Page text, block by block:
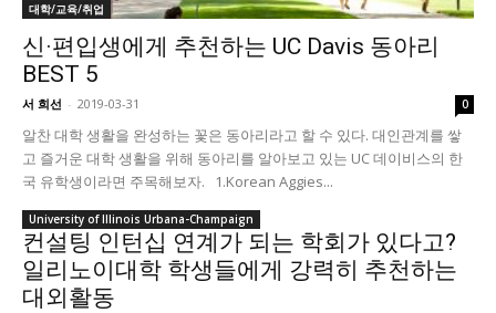
대학/교육/취업
신·편입생에게 추천하는 UC Davis 동아리
BEST 5
서 희선 - 2019-03-31 0
알찬 대학 생활을 완성하는 꽃은 동아리라고 할 수 있다. 대인관계를 쌓
고 즐거운 대학 생활을 위해 동아리를 알아보고 있는 UC 데이비스의 한
국 유학생이라면 주목해보자. 1.Korean Aggies...
University of Illinois Urbana-Champaign
컨설팅 인턴십 연계가 되는 학회가 있다고?
일리노이대학 학생들에게 강력히 추천하는
대외활동